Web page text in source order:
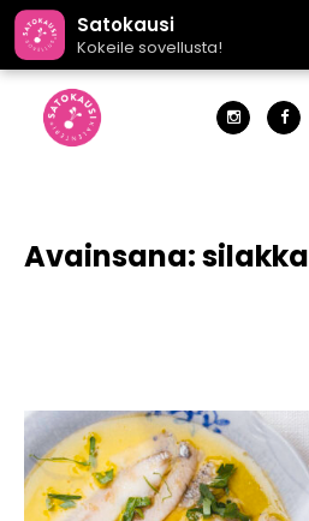
Satokausi
Kokeile sovellusta!
Avainsana:silakka